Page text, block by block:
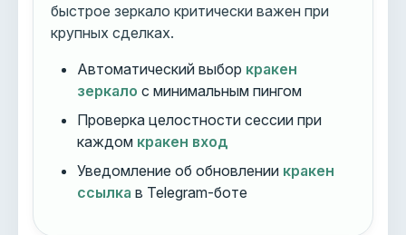
быстрое зеркало критически важен при
крупных сделках.
Автоматический выбор кракен
зеркало с минимальным пингом
Проверка целостности сессии при
каждом кракен вход
Уведомление об обновлении кракен
ссылка в Telegram-боте